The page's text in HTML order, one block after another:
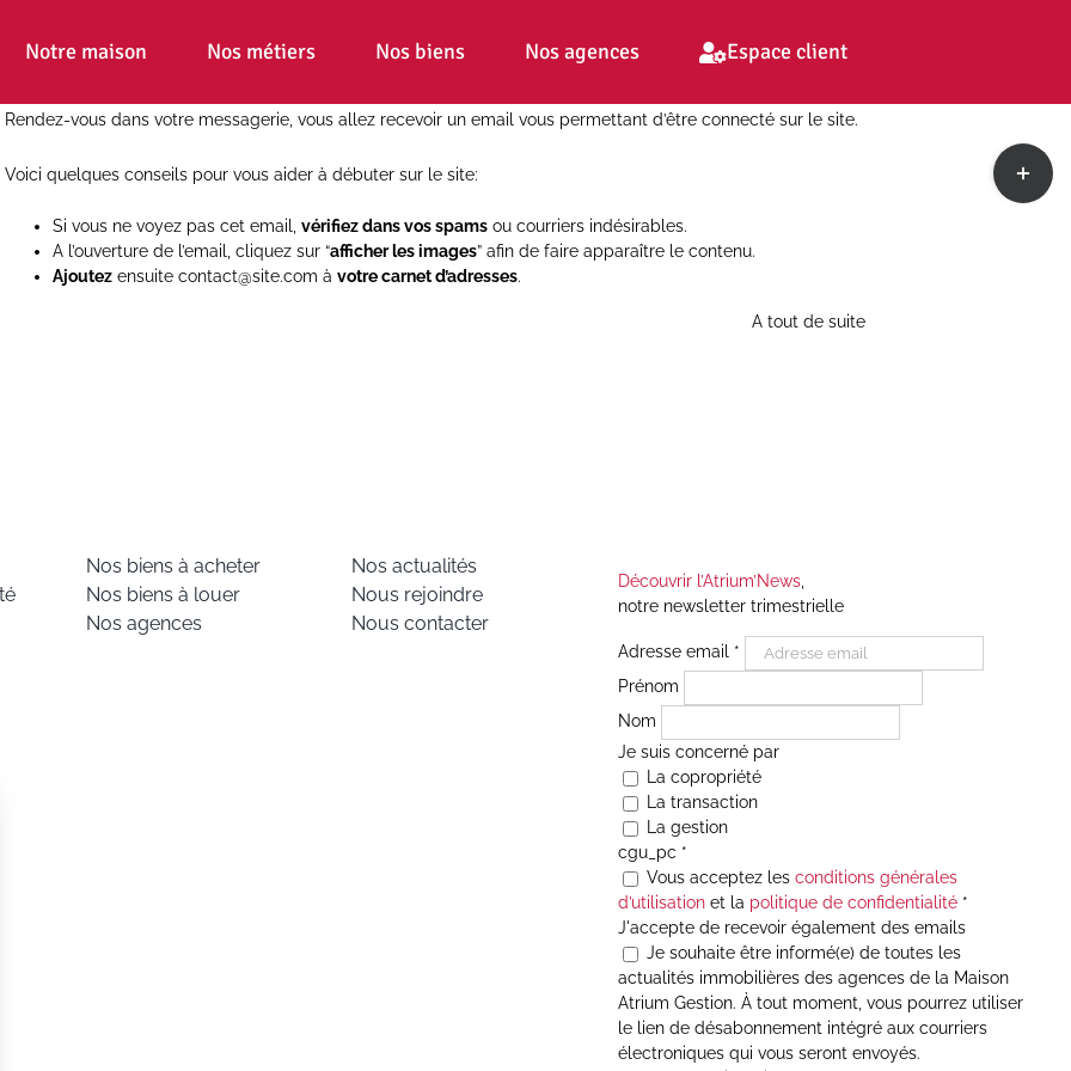
Notre maison Nos métiers Nos biens Nos agences Espace client
Rendez-vous dans votre messagerie, vous allez recevoir un email vous permettant d’être connecté sur le site.
Voici quelques conseils pour vous aider à débuter sur le site:
Si vous ne voyez pas cet email, vérifiez dans vos spams ou courriers indésirables.
A l’ouverture de l’email, cliquez sur “afficher les images” afin de faire apparaître le contenu.
Ajoutez ensuite contact@site.com à votre carnet d’adresses.
A tout de suite
Nos biens à acheter
Nos biens à louer
Nos agences
Nos actualités
Nous rejoindre
Nous contacter
Découvrir l’Atrium’News,
notre newsletter trimestrielle
Adresse email *
Prénom
Nom
Je suis concerné par
La copropriété
La transaction
La gestion
cgu_pc *
Vous acceptez les conditions générales
d’utilisationet la politique de confidentialité*
J'accepte de recevoir également des emails
Je souhaite être informé(e) de toutes les
actualités immobilières des agences de la Maison
Atrium Gestion. À tout moment, vous pourrez utiliser
le lien de désabonnement intégré aux courriers
électroniques qui vous seront envoyés.
Toggle
Sliding
Bar